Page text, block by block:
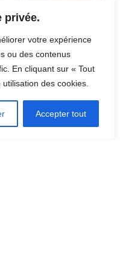
privée.
votre expérience
ou des contenus
En cliquant sur « Tout
des cookies.
Accepter tout
RÉGION
ICI]